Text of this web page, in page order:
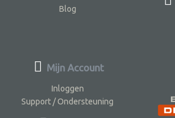
Blog
Mijn Account
Inloggen
Support / Ondersteuning